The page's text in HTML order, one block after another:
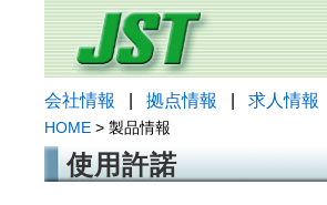
会社情報 拠点情報 求人情報
HOME > 製品情報
使用許諾